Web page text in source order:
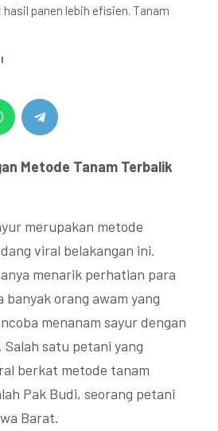
panen lebih efisien. Tanam
Metode Tanam Terbalik
merupakan metode
viral belakangan ini.
menarik perhatian para
orang awam yang
menanam sayur dengan
satu petani yang
berkat metode tanam
Pak Budi, seorang petani
Barat.